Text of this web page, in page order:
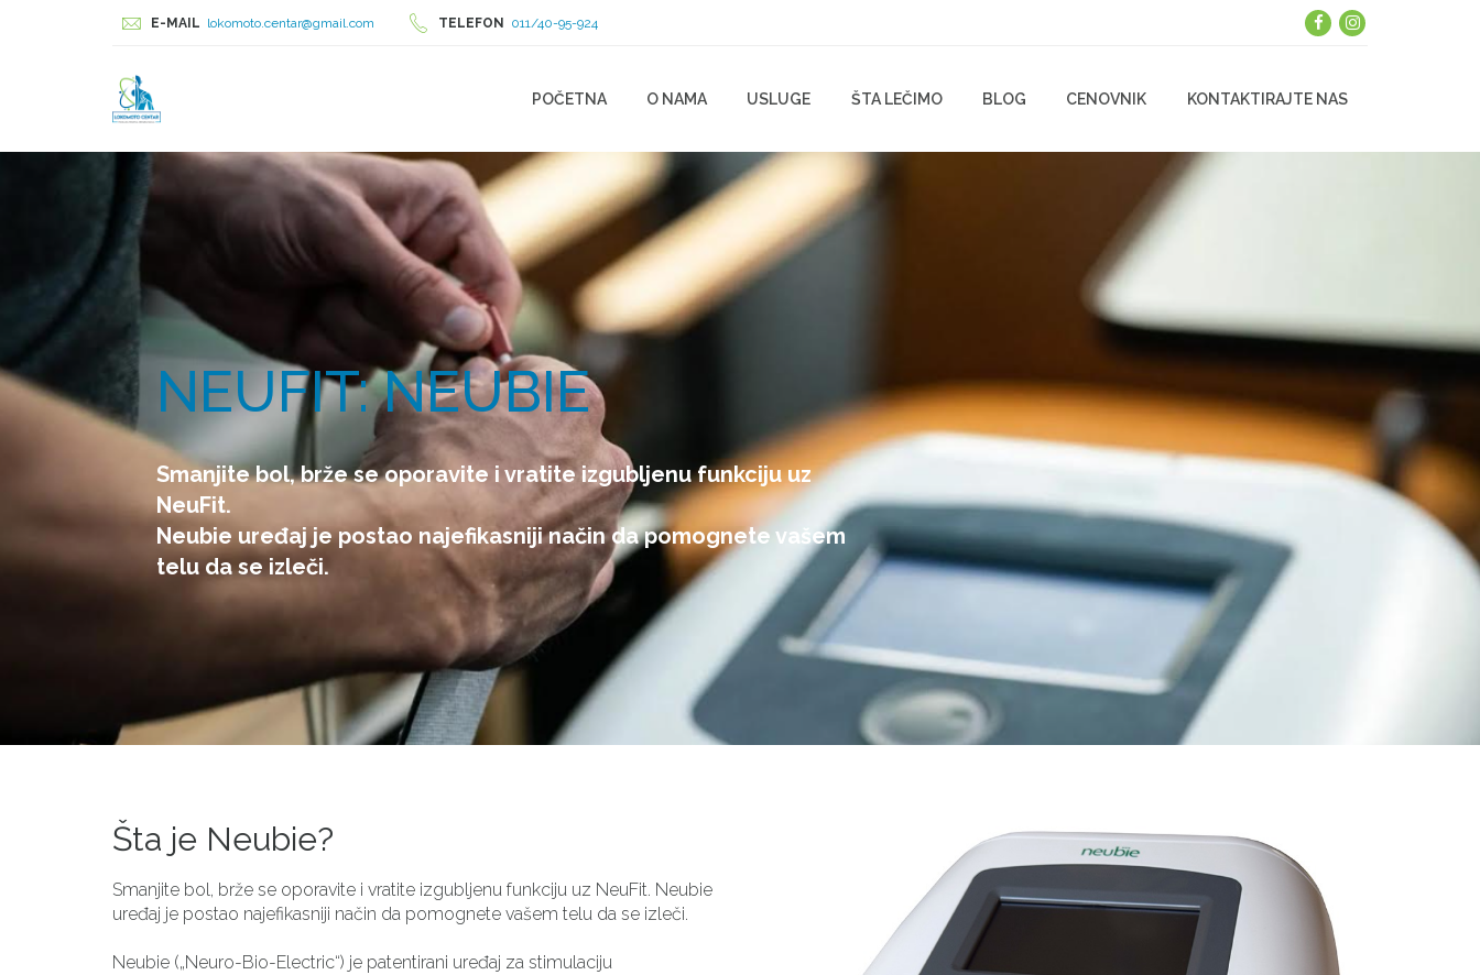
E-MAIL lokomoto.centar@gmail.com TELEFON 011/40-95-924
POČETNA O NAMA USLUGE ŠTA LEČIMO BLOG CENOVNIK KONTAKTIRAJTE NAS
NEUFIT: NEUBIE
Smanjite bol, brže se oporavite i vratite izgubljenu funkciju uz
NeuFit.
Neubie uređaj je postao najefikasniji način da pomognete vašem
telu da se izleči.
Šta je Neubie?
Smanjite bol, brže se oporavite i vratite izgubljenu funkciju uz NeuFit. Neubie
uređaj je postao najefikasniji način da pomognete vašem telu da se izleči.
Neubie („Neuro-Bio-Electric“) je patentirani uređaj za stimulaciju